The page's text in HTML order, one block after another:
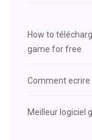
How to
game for free
Comment ecrire
Meilleur logiciel